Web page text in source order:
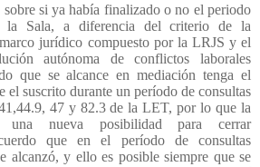
si ya había finalizado o no el periodo
la Sala, a diferencia del criterio de la
jurídico compuesto por la LRJS y el
autónoma de conflictos laborales
que se alcance en mediación tenga el
suscrito durante un período de consultas
47 y 82.3 de la LET, por lo que la
una nueva posibilidad para cerrar
que en el período de consultas
alcanzó, y ello es posible siempre que se